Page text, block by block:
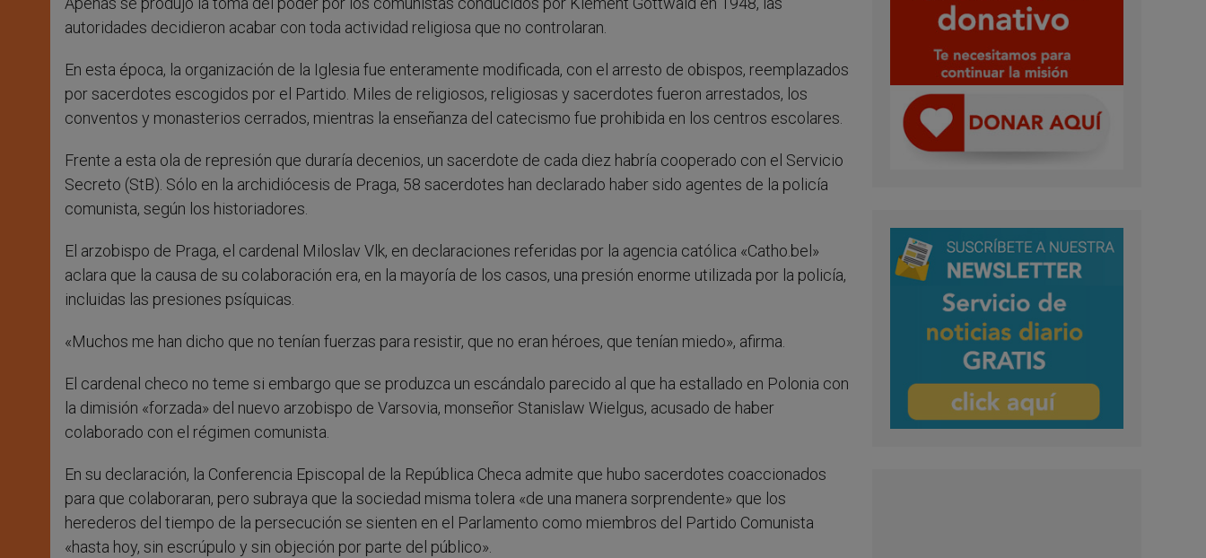
autoridades decidieron acabar con toda actividad religiosa que no controlaran.
En esta época, la organización de la Iglesia fue enteramente modificada, con el arresto de obispos, reemplazados
por sacerdotes escogidos por el Partido. Miles de religiosos, religiosas y sacerdotes fueron arrestados, los
conventos y monasterios cerrados, mientras la enseñanza del catecismo fue prohibida en los centros escolares.
Frente a esta ola de represión que duraría decenios, un sacerdote de cada diez habría cooperado con el Servicio
Secreto (StB). Sólo en la archidiócesis de Praga, 58 sacerdotes han declarado haber sido agentes de la policía
comunista, según los historiadores.
El arzobispo de Praga, el cardenal Miloslav Vlk, en declaraciones referidas por la agencia católica «Catho.bel»
aclara que la causa de su colaboración era, en la mayoría de los casos, una presión enorme utilizada por la policía,
incluidas las presiones psíquicas.
«Muchos me han dicho que no tenían fuerzas para resistir, que no eran héroes, que tenían miedo», afirma.
El cardenal checo no teme si embargo que se produzca un escándalo parecido al que ha estallado en Polonia con
la dimisión «forzada» del nuevo arzobispo de Varsovia, monseñor Stanislaw Wielgus, acusado de haber
colaborado con el régimen comunista.
En su declaración, la Conferencia Episcopal de la República Checa admite que hubo sacerdotes coaccionados
para que colaboraran, pero subraya que la sociedad misma tolera «de una manera sorprendente» que los
herederos del tiempo de la persecución se sienten en el Parlamento como miembros del Partido Comunista
«hasta hoy, sin escrúpulo y sin objeción por parte del público».